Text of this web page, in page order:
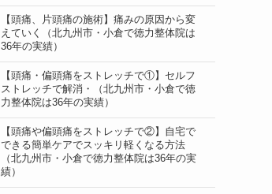
【頭痛、片頭痛の施術】痛みの原因から変
えていく（北九州市・小倉で徳力整体院は
36年の実績）
【頭痛・偏頭痛をストレッチで①】セルフ
ストレッチで解消・（北九州市・小倉で徳
力整体院は36年の実績）
【頭痛や偏頭痛をストレッチで②】自宅で
できる簡単ケアでスッキリ軽くなる方法
（北九州市・小倉で徳力整体院は36年の実
績）